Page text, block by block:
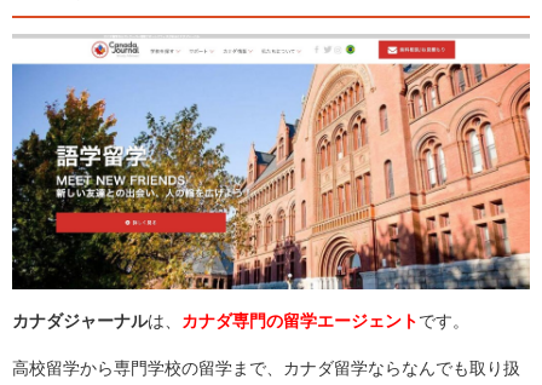
カナダジャーナルは、 カナダ専門の留学エージェント です。
高校留学から専門学校の留学まで、カナダ留学ならなんでも取り扱